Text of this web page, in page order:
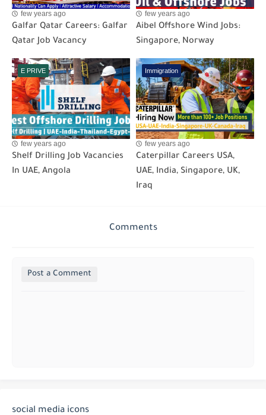
few years ago
Galfar Qatar Careers: Galfar
Qatar Job Vacancy
few years ago
Aibel Offshore Wind Jobs:
Singapore, Norway
E PRIVE
few years ago
Shelf Drilling Job Vacancies
In UAE, Angola
Immigration
few years ago
Caterpillar Careers USA,
UAE, India, Singapore, UK,
Iraq
Comments
Post a Comment
social media icons